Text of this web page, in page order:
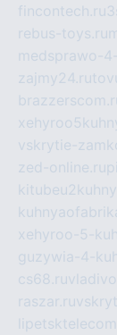
fincontech.ru
rebus-toys.ru
medsprawo-
zajmy24.ru
vskrytie-
zed-online.ru
xehyroo-5-
guzywia-4-
cs68.ru
raszar.ru